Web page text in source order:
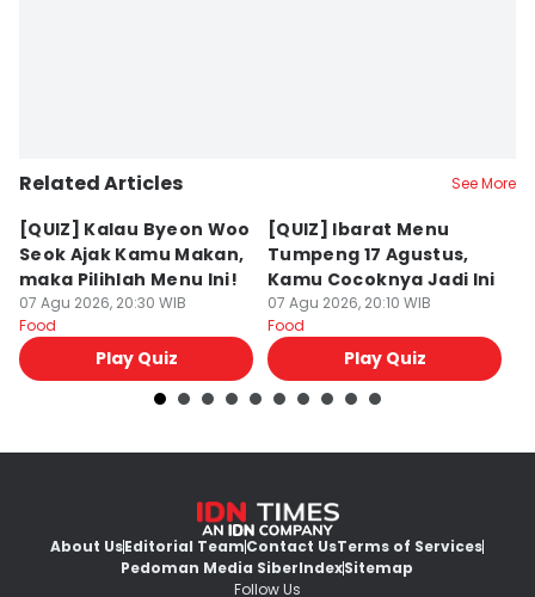
Related Articles See More
[QUIZ] Kalau Byeon Woo
Seok Ajak Kamu Makan,
maka Pilihlah Menu Ini!
07 Agu 2026, 20:30 WIB
Food
Play Quiz
[QUIZ] Ibarat Menu
Tumpeng 17 Agustus,
Kamu Cocoknya Jadi Ini
07 Agu 2026, 20:10 WIB
Food
Play Quiz
About UsEditorial TeamContact UsTerms of Services
Pedoman Media SiberIndexSitemap
Follow Us